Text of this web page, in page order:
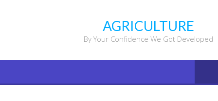
content
AGRICULTURE
By Your Confidence We Got Developed